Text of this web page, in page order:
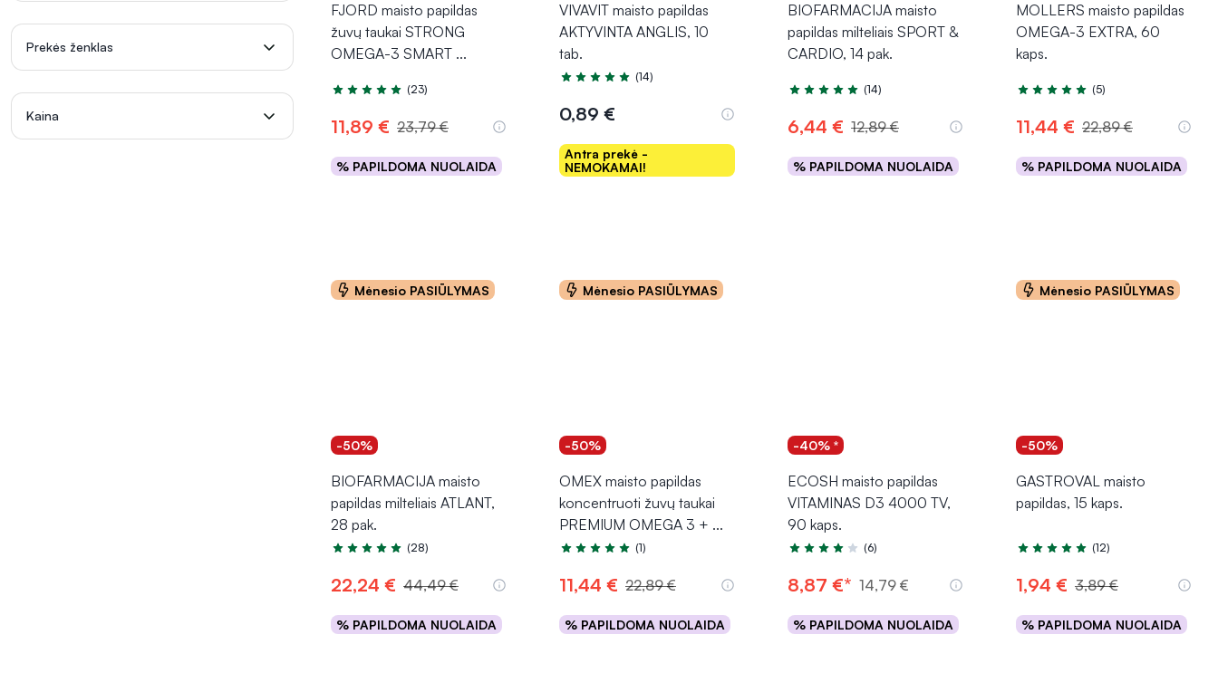
Prekės ženklas
Kaina
FJORD maisto papildas
žuvų taukai STRONG
OMEGA-3 SMART ...
Įvertinimas 5.0 iš 5
(23)
11,89 € 23,79 €
% PAPILDOMA NUOLAIDA
Į krepšelį
VIVAVIT maisto papildas
AKTYVINTA ANGLIS, 10
tab.
Įvertinimas 5.0 iš 5
(14)
0,89 €
Antra prekė -
NEMOKAMAI!
Į krepšelį
BIOFARMACIJA maisto
papildas milteliais SPORT &
CARDIO, 14 pak.
Įvertinimas 4.9 iš 5
(14)
6,44 € 12,89 €
% PAPILDOMA NUOLAIDA
Į krepšelį
MOLLERS maisto papildas
OMEGA-3 EXTRA, 60
kaps.
Įvertinimas 5.0 iš 5
(5)
11,44 € 22,89 €
% PAPILDOMA NUOLAIDA
Į krepšelį
Mėnesio PASIŪLYMAS
-50%
BIOFARMACIJA maisto
papildas milteliais ATLANT,
28 pak.
Įvertinimas 4.9 iš 5
(28)
22,24 € 44,49 €
% PAPILDOMA NUOLAIDA
Į krepšelį
Mėnesio PASIŪLYMAS
-50%
OMEX maisto papildas
koncentruoti žuvų taukai
PREMIUM OMEGA 3 + ...
Įvertinimas 5.0 iš 5
(1)
11,44 € 22,89 €
% PAPILDOMA NUOLAIDA
Į krepšelį
-40% *
ECOSH maisto papildas
VITAMINAS D3 4000 TV,
90 kaps.
Įvertinimas 4.3 iš 5
(6)
8,87 €* 14,79 €
% PAPILDOMA NUOLAIDA
Į krepšelį
Mėnesio PASIŪLYMAS
-50%
GASTROVAL maisto
papildas, 15 kaps.
Įvertinimas 4.8 iš 5
(12)
1,94 € 3,89 €
% PAPILDOMA NUOLAIDA
Į krepšelį